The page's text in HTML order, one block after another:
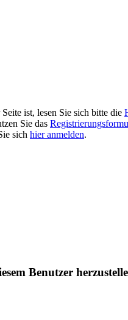
ist, lesen Sie sich bitte die
Sie das
sich hier anmelden.
Benutzer